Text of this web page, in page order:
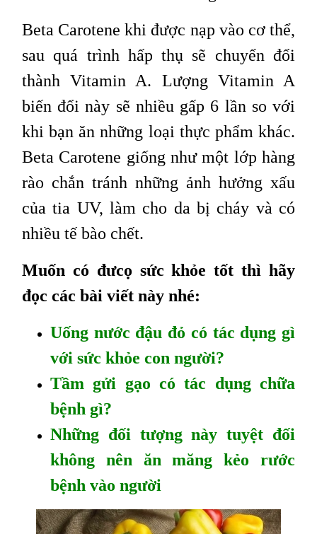
Beta Carotene khi được nạp vào cơ thể,
sau quá trình hấp thụ sẽ chuyển đổi
thành Vitamin A. Lượng Vitamin A
biến đổi này sẽ nhiều gấp 6 lần so với
khi bạn ăn những loại thực phẩm khác.
Beta Carotene giống như một lớp hàng
rào chắn tránh những ảnh hưởng xấu
của tia UV, làm cho da bị cháy và có
nhiều tế bào chết.
Muốn có đưcọ sức khỏe tốt thì hãy
đọc các bài viết này nhé:
Uống nước đậu đỏ có tác dụng gì
với sức khỏe con người?
Tầm gửi gạo có tác dụng chữa
bệnh gì?
Những đối tượng này tuyệt đối
không nên ăn măng kẻo rước
bệnh vào người